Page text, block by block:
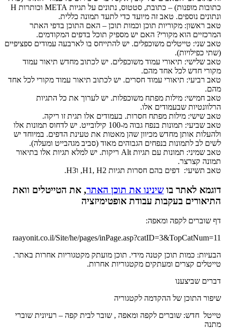
כתובות מופנות) – כתובת, סטטוס, נתונים על תגיות META וכותרות H
ונתונים נוספים. טאב זה מיועד כדי לתעד תמונה כללית.
טאב ראשון: מקוריות תוכן וכמות תוכן – האם התוכן בדפי האתר
המרכזיים הוא מקורי? האם יש מספיק תוכל בדפים המקודמים.
טאב שני: טייטלים משוכפלים. יש להתייחס בו לארבעה עמודים ספציפיים
(שתי כפילויות).
טאב שלישי: תיאורי עמוד משוכפלים. יש לכתוב מחדש תיאור עמוד
מקורי חדש לכל אחד מהם.
טאב רביעי: תיאורי עמוד חסרים. יש לכתוב תיאור עמוד מקורי לכל אחד
מהם.
טאב חמישי: מילות מפתח משוכפלות. יש לערוך את כל התגיות
הרלוונטיות שבעמודים אלו.
טאב שישי: מילות מפתח חסרות. בעמודים אלו תגית זו ריקה.
טאב שביעי: תמונות בנפח גבוה מ-100 קילובייט. יש לדחוס תמונות אלו
ולהעלות אותן מחדש מכיוון שהן מאטות את טעינת הדפים. במיוחד יש
לשים לב לתמונות בנפחים הגבוהים מאוד (סביב מגהבייט ומעלה).
טאב שמיני: תמונות עם תגיות Alt ריקות. יש למלא תגיות אלו בתיאור
תמונה קצרצר.
טאב תשיעי: דפים בהם חסרות תגיות H1, H2, וH3.
דוגמא לאתר בושינינו את תוכן האתר, את הטייטלים וואת
התיאורים בעקבות עבודת אופטימיזציה
דף שוברים לקפה ומאפה:
raayonit.co.il/Site/he/pages/inPage.asp?catID=3&TopCatNum=11
הבעיות: כמות תוכן קטנה מידי. תוכן מועתק מקטגוריות אחרות באתר.
טייטלים קצרים ומעתקים מקטגוריות אחרות.
דברים שביצענו
שיפור התוכן של ההקדמה לקטגוריה
טייטל חדש: שוברים לקפה ומאפה , שובר לבית קפה – רעיונית שוברי
מתנה